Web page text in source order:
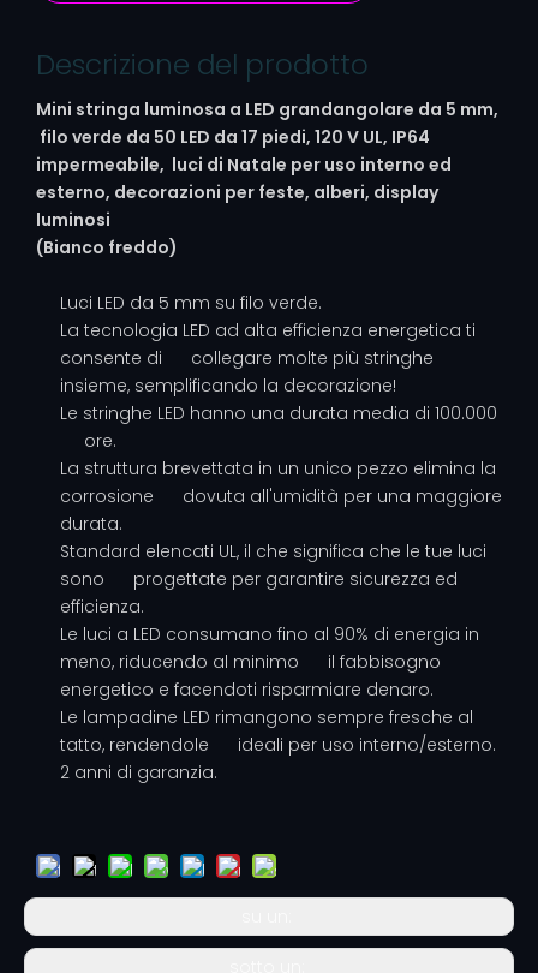
Descrizione del prodotto
Mini stringa luminosa a LED grandangolare da 5 mm,
filo verde da 50 LED da 17 piedi, 120 V UL, IP64
impermeabile, luci di Natale per uso interno ed
esterno, decorazioni per feste, alberi, display
luminosi
(Bianco freddo)
Luci LED da 5 mm su filo verde.
La tecnologia LED ad alta efficienza energetica ti
consente di collegare molte più stringhe
insieme, semplificando la decorazione!
Le stringhe LED hanno una durata media di 100.000
ore.
La struttura brevettata in un unico pezzo elimina la
corrosione dovuta all'umidità per una maggiore
durata.
Standard elencati UL, il che significa che le tue luci
sono progettate per garantire sicurezza ed
efficienza.
Le luci a LED consumano fino al 90% di energia in
meno, riducendo al minimo il fabbisogno
energetico e facendoti risparmiare denaro.
Le lampadine LED rimangono sempre fresche al
tatto, rendendole ideali per uso interno/esterno.
2 anni di garanzia.